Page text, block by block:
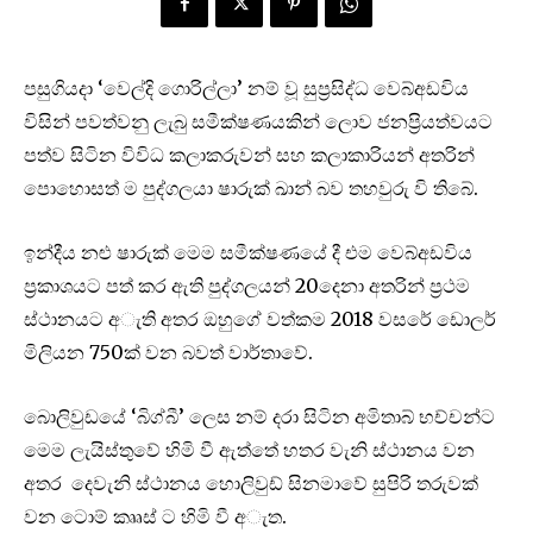
පසුගියදා ‘වෙල්දි ගොරිල්ලා’ නම් වූ සුප්‍රසිද්ධ වෙබ්අඩවිය
විසින් පවත්වනු ලැබු සමීක්ෂණයකින් ලොව ජනප්‍රියත්වයට
පත්ව සිටින විවිධ කලාකරුවන් සහ කලාකාරියන් අතරින්
පොහොසත් ම පුද්ගලයා ෂාරුක් ඛාන් බව තහවුරු වි තිබේ.
ඉන්දීය නළු ෂාරුක් මෙම සමීක්ෂණයේ දී එම වෙබ්අඩවිය
ප්‍රකාශයට පත් කර ඇති පුද්ගලයන් 20දෙනා අතරින් ප්‍රථම
ස්ථානයට අැති අතර ඔහුගේ වත්කම 2018 වසරේ ඩොලර්
මිලියන 750ක් වන බවත් වාර්තාවේ.
බොලිවුඩයේ ‘බිග්බී’ ලෙස නම් දරා සිටින අමිතාබ් භච්චන්ට
මෙම ලැයිස්තුවේ හිමි වී ඇත්තේ හතර වැනි ස්ථානය වන
අතර දෙවැනි ස්ථානය හොලිවුඩ් සිනමාවේ සුපිරි තරුවක්
වන ටොම් කෲස් ට හිමි වී අැත.